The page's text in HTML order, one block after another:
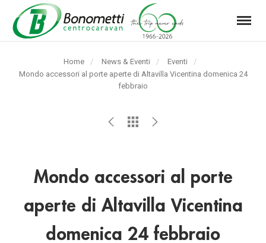
Automarket
Srl
Menu
Home News & Eventi
Eventi
Pagina
Mondo accessori al porte aperte di Altavilla Vicentina domenica 24
febbraio
Mondo accessori al porte
aperte di Altavilla Vicentina
domenica 24 febbraio